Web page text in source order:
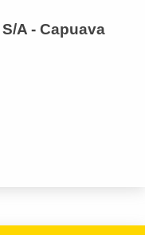
A - Capuava